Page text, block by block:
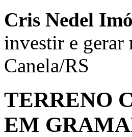
Cris Nedel
investir e gerar
Canela/RS
TERRENO
EM